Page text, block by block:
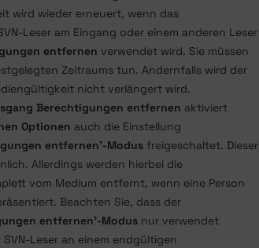
wird wieder erneuert, wenn das
Leser am Eingang oder einem anderen Leser
entfernen verwendet wird. Sie müssen
Zeitraums tun. Andernfalls wird der
nicht verlängert wird.
Berechtigungen entfernen aktiviert
Optionen auch die Einstellung
entfernen'-Modus freigeschaltet. Dieser
Allerdings werden hierbei die
vom Medium entfernt, wenn eine Person
Beachten Sie, dass der
entfernen'-Modus nur verwendet
Leser an einem endgültigen